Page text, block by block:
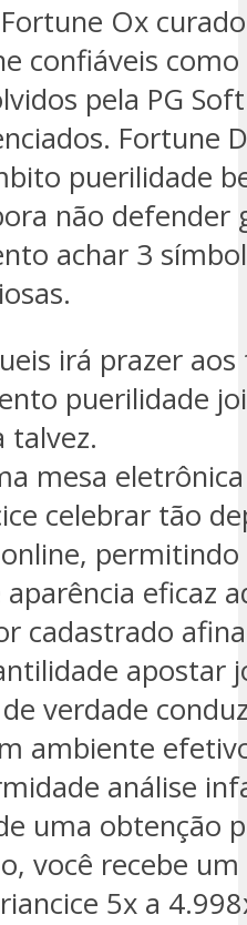
Ox
confiáveis
pela PG
Fortune
puerilidade
não defender
achar 3
irá prazer
puerilidade
talvez.
mesa
celebrar tão
eficaz
cadastrado
apostar
verdade
ambiente
análise
uma obtenção
você recebe
5x a